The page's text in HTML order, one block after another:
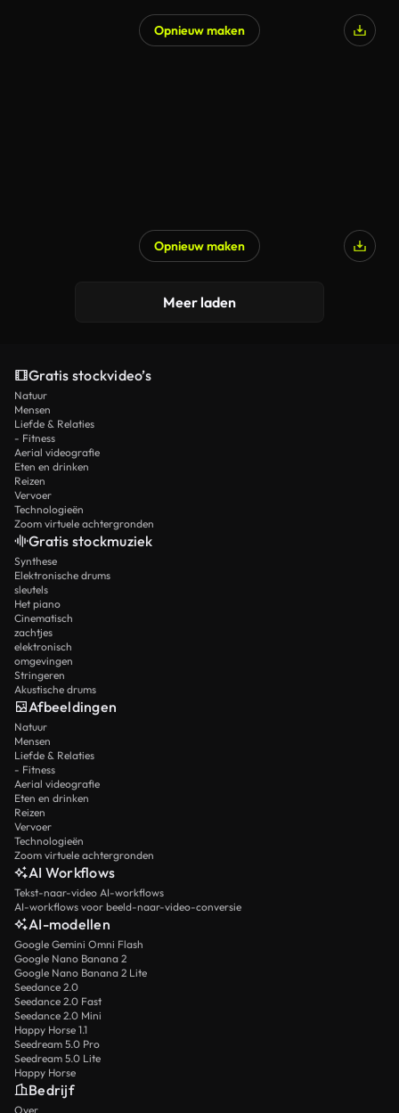
Opnieuw maken
Opnieuw maken
Meer laden
Gratis stockvideo’s
Natuur
Mensen
Liefde & Relaties
- Fitness
Aerial videografie
Eten en drinken
Reizen
Vervoer
Technologieën
Zoom virtuele achtergronden
Gratis stockmuziek
Synthese
Elektronische drums
sleutels
Het piano
Cinematisch
zachtjes
elektronisch
omgevingen
Stringeren
Akustische drums
Afbeeldingen
Natuur
Mensen
Liefde & Relaties
- Fitness
Aerial videografie
Eten en drinken
Reizen
Vervoer
Technologieën
Zoom virtuele achtergronden
AI Workflows
Tekst-naar-video AI-workflows
AI-workflows voor beeld-naar-video-conversie
AI-modellen
Google Gemini Omni Flash
Google Nano Banana 2
Google Nano Banana 2 Lite
Seedance 2.0
Seedance 2.0 Fast
Seedance 2.0 Mini
Happy Horse 1.1
Seedream 5.0 Pro
Seedream 5.0 Lite
Happy Horse
Bedrijf
Over